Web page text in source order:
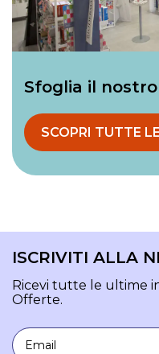
Sfoglia il
SCOPRI TUTTE
ISCRIVITI ALLA
Ricevi tutte le ultime
Offerte.
Email